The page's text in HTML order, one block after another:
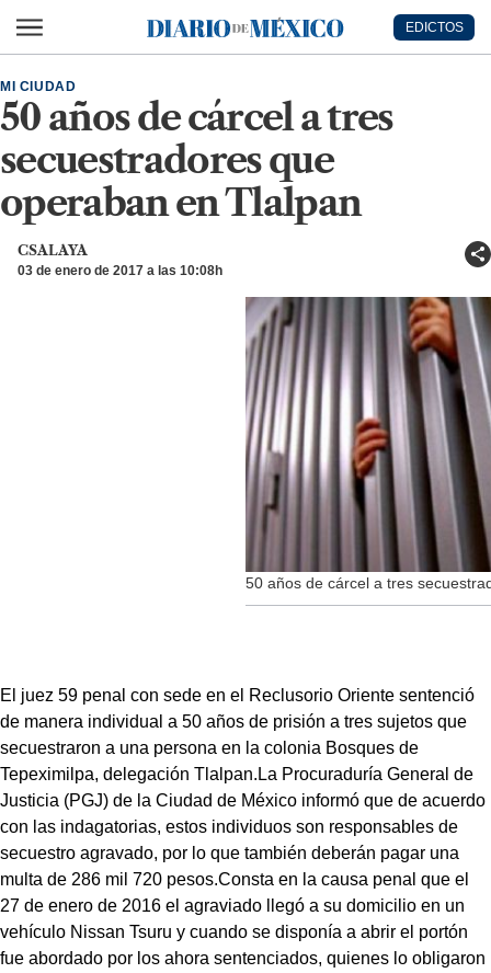
Diario de México
EDICTOS
50 años de cárcel a tres
secuestradores que
operaban en Tlalpan
MI CIUDAD
CSALAYA
03 de enero de 2017 a las 10:08h
50 años de cárcel a tres
El juez 59 penal con sede en el Reclusorio Oriente sentenció
de manera individual a 50 años de prisión a tres sujetos que
secuestraron a una persona en la colonia Bosques de
Tepeximilpa, delegación Tlalpan.La Procuraduría General de
Justicia (PGJ) de la Ciudad de México informó que de acuerdo
con las indagatorias, estos individuos son responsables de
secuestro agravado, por lo que también deberán pagar una
multa de 286 mil 720 pesos.Consta en la causa penal que el
27 de enero de 2016 el agraviado llegó a su domicilio en un
vehículo Nissan Tsuru y cuando se disponía a abrir el portón
fue abordado por los ahora sentenciados, quienes lo obligaron